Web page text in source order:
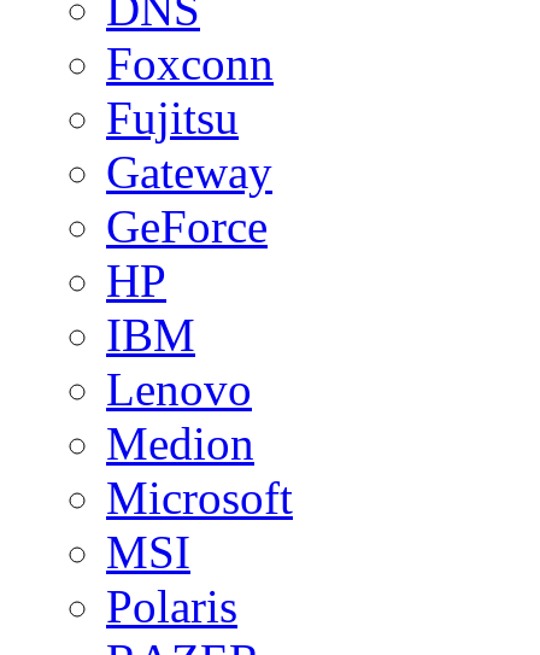
Foxconn
Fujitsu
Gateway
GeForce
HP
IBM
Lenovo
Medion
Microsoft
MSI
Polaris